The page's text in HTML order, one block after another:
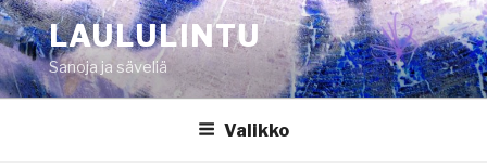
Siirry
sisältöönLAULULINTU
Sanoja ja säveliä
Valikko